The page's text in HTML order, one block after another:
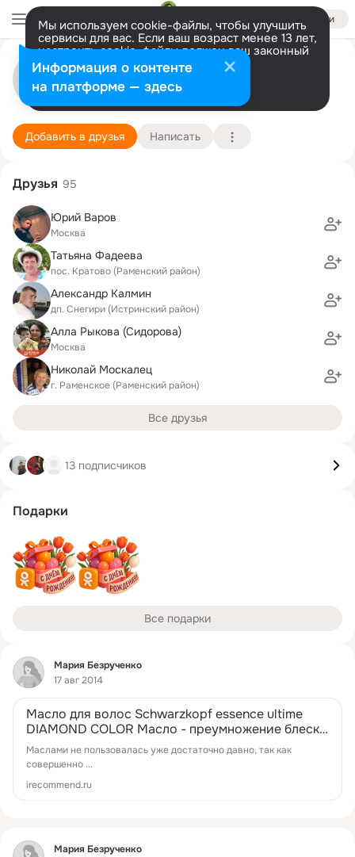
Войти
Мы используем cookie-файлы, чтобы улучшить
сервисы для вас. Если ваш возраст менее 13 лет,
настроить cookie-файлы должен ваш законный
представитель. Больше информации
Разрешить все Настроить
Мария Безрученко
Москва
14 июня (43 года)
431 школа (с углубленным изучением
Подробнее
Добавить в друзья Написать
Фид
Мария Безрученко
17 авг 2014
Масло для волос Schwarzkopf essence ultime
DIAMOND COLOR Масло - преумножение блеска
с сывороткой Блеск Бриллианта и UV-фильтром
для окрашенных и мелированных волос | Отзывы
покупателей
Маслами не пользовалась уже достаточно давно, так как
совершенно ...
irecommend.ru
Фид
Мария Безрученко
Друзья 95
Юрий Варов
Москва
Татьяна Фадеева
пос. Кратово (Раменский район)
Александр Калмин
дп. Снегири (Истринский район)
Алла Рыкова (Сидорова)
Москва
Николай Москалец
г. Раменское (Раменский район)
Все друзья
13 подписчиков
Подарки
Все подарки
Информация о контенте
на платформе — здесь